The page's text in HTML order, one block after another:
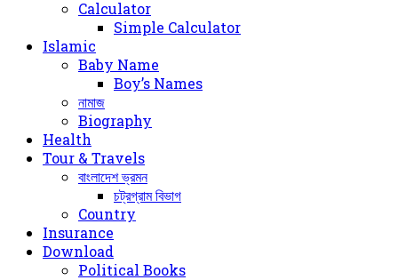
Calculator
Simple Calculator
Islamic
Baby Name
Boy’s Names
নামাজ
Biography
Health
Tour & Travels
বাংলাদেশ ভ্রমন
চট্রগ্রাম বিভাগ
Country
Insurance
Download
Political Books